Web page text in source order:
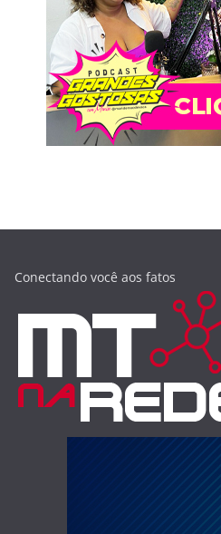
Conectando você aos fatos